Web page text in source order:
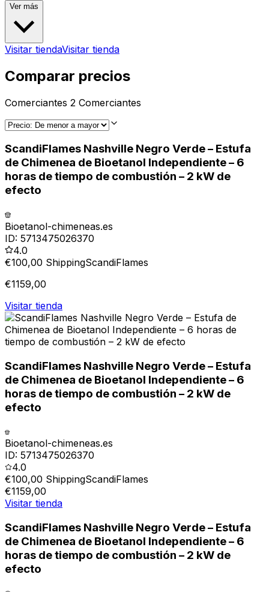
Ver más
Visitar tiendaVisitar tienda
Comparar precios
Comerciantes 2 Comerciantes
ScandiFlames Nashville Negro Verde – Estufa
de Chimenea de Bioetanol Independiente – 6
horas de tiempo de combustión – 2 kW de
efecto
Bioetanol-chimeneas.es
ID: 5713475026370
4.0
€100,00 ShippingScandiFlames
€1159,00
Visitar tienda
ScandiFlames Nashville Negro Verde – Estufa
de Chimenea de Bioetanol Independiente – 6
horas de tiempo de combustión – 2 kW de
efecto
Bioetanol-chimeneas.es
ID: 5713475026370
4.0
€100,00 ShippingScandiFlames
€1159,00
Visitar tienda
ScandiFlames Nashville Negro Verde – Estufa
de Chimenea de Bioetanol Independiente – 6
horas de tiempo de combustión – 2 kW de
efecto